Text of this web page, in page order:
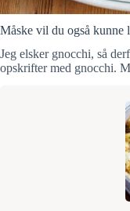
Måske vil du også kunne
Jeg elsker gnocchi, så
opskrifter med gnocchi.